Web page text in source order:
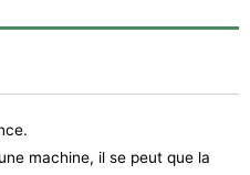
machine, il se peut que la